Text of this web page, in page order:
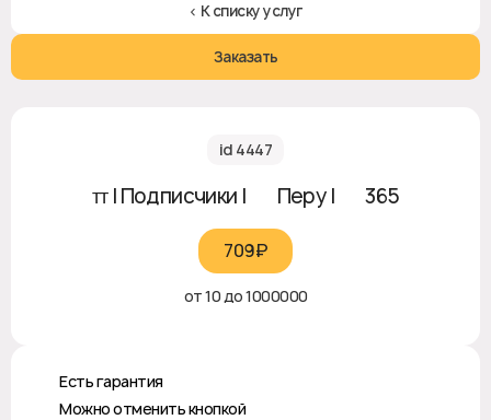
< К списку услуг
Заказать
id 4447
ᴛᴛ | Подписчики | 🇵🇪 Перу | ♻ 365
709₽‎
от 10 до 1000000
♻️ Есть гарантия
❎ Можно отменить кнопкой